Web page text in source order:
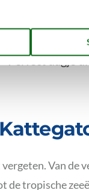
Gelegen in de
Perfect dagje
Van
de tropische